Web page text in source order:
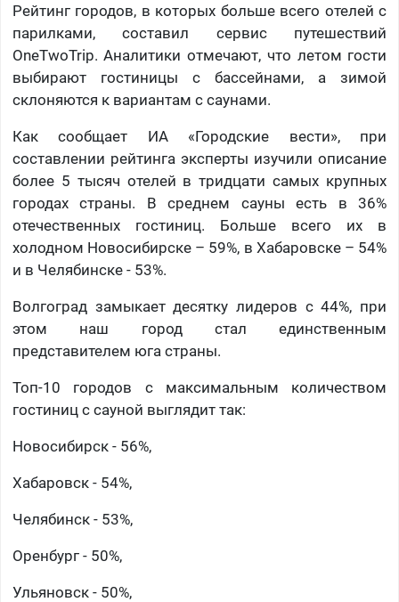
Рейтинг городов, в которых больше всего отелей с
парилками, составил сервис путешествий
OneTwoTrip. Аналитики отмечают, что летом гости
выбирают гостиницы с бассейнами, а зимой
склоняются к вариантам с саунами.
Как сообщает ИА «Городские вести», при
составлении рейтинга эксперты изучили описание
более 5 тысяч отелей в тридцати самых крупных
городах страны. В среднем сауны есть в 36%
отечественных гостиниц. Больше всего их в
холодном Новосибирске – 59%, в Хабаровске – 54%
и в Челябинске - 53%.
Волгоград замыкает десятку лидеров с 44%, при
этом наш город стал единственным
представителем юга страны.
Топ-10 городов с максимальным количеством
гостиниц с сауной выглядит так:
Новосибирск - 56%,
Хабаровск - 54%,
Челябинск - 53%,
Оренбург - 50%,
Ульяновск - 50%,